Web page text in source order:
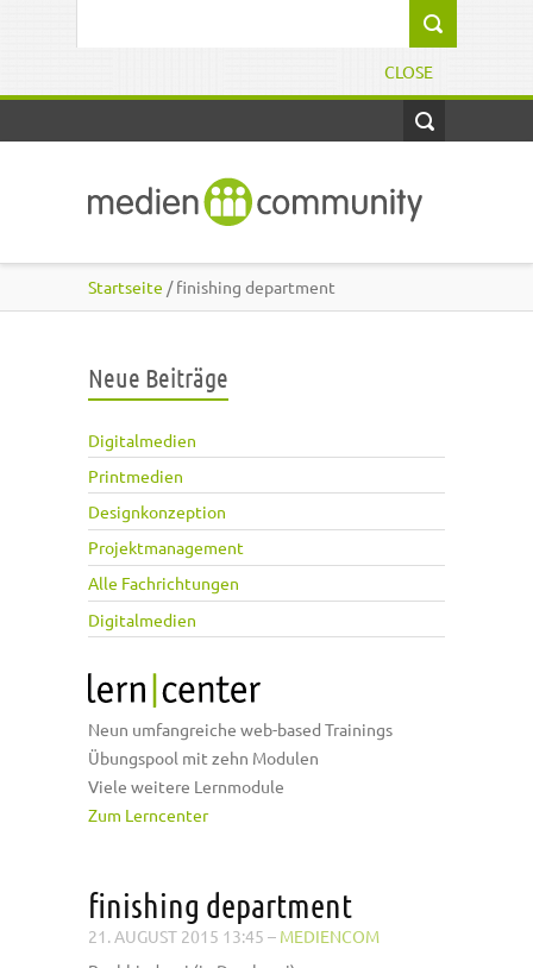
CLOSE
Startseite / finishing department
Neue Beiträge
Digitalmedien
Printmedien
Designkonzeption
Projektmanagement
Alle Fachrichtungen
Digitalmedien
Neun umfangreiche web-based Trainings
Übungspool mit zehn Modulen
Viele weitere Lernmodule
Zum Lerncenter
finishing department
21. AUGUST 2015 13:45 – MEDIENCOM